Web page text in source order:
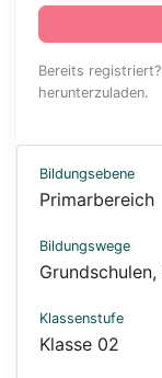
Bereits
herunterzuladen.
Bildungsebene
Primarbereich
Bildungswege
Grundschulen,
Klassenstufe
Klasse 02